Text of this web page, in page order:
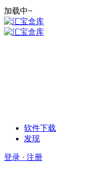
加载中~
软件下载
发现
登录 · 注册